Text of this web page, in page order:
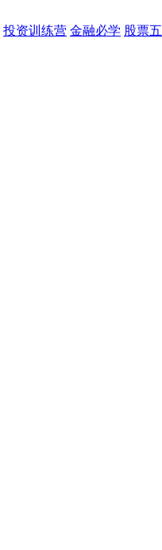
投资训练营 金融必学 股票